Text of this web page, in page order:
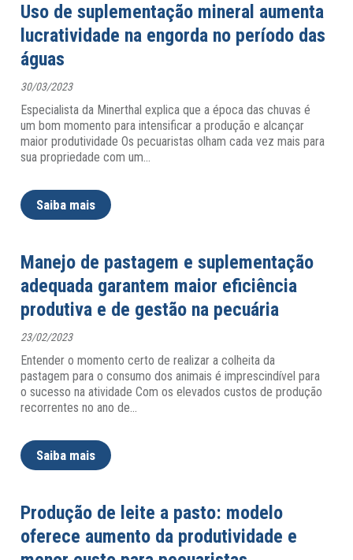
Uso de suplementação mineral aumenta
lucratividade na engorda no período das
águas
30/03/2023
Especialista da Minerthal explica que a época das chuvas é
um bom momento para intensificar a produção e alcançar
maior produtividade Os pecuaristas olham cada vez mais para
sua propriedade com um…
Saiba mais
Manejo de pastagem e suplementação
adequada garantem maior eficiência
produtiva e de gestão na pecuária
23/02/2023
Entender o momento certo de realizar a colheita da
pastagem para o consumo dos animais é imprescindível para
o sucesso na atividade Com os elevados custos de produção
recorrentes no ano de…
Saiba mais
Produção de leite a pasto: modelo
oferece aumento da produtividade e